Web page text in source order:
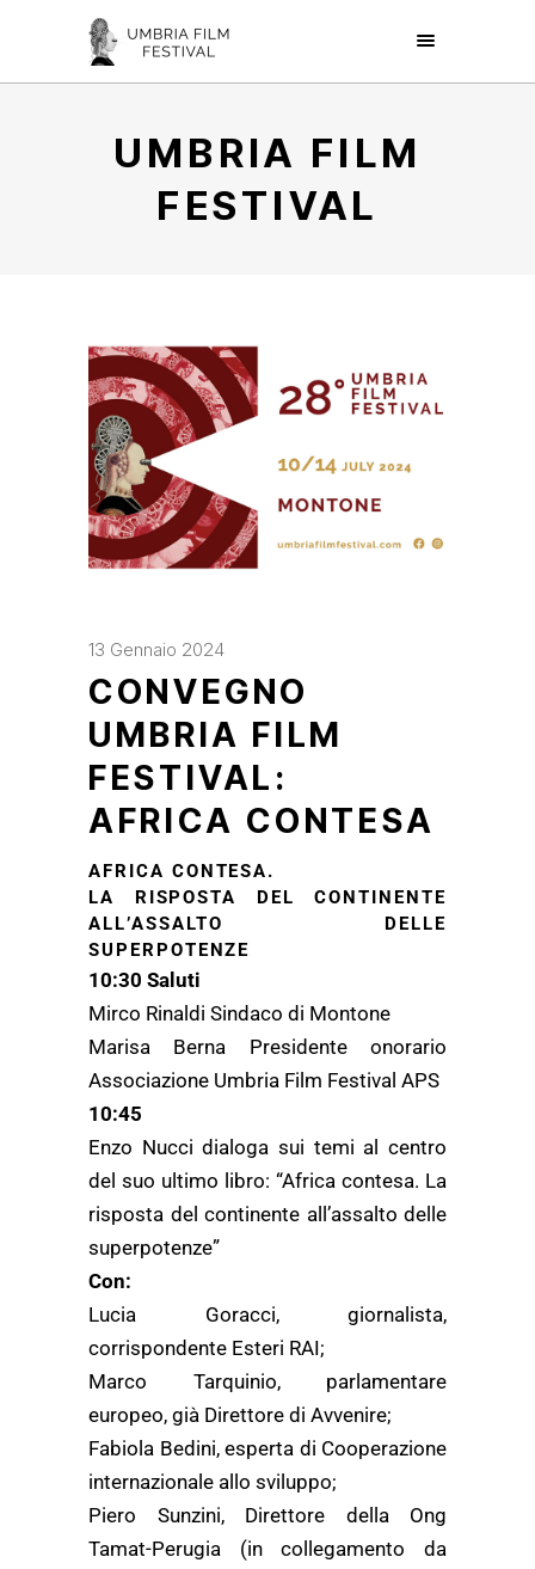
UMBRIA FILM
FESTIVAL
13 Gennaio 2024
CONVEGNO
UMBRIA FILM
FESTIVAL:
AFRICA CONTESA
AFRICA CONTESA.
LA RISPOSTA DEL CONTINENTE
ALL’ASSALTO DELLE
SUPERPOTENZE
10:30 Saluti
Mirco Rinaldi Sindaco di Montone
Marisa Berna Presidente onorario
Associazione Umbria Film Festival APS
10:45
Enzo Nucci dialoga sui temi al centro
del suo ultimo libro: “Africa contesa. La
risposta del continente all’assalto delle
superpotenze”
Con:
Lucia Goracci, giornalista,
corrispondente Esteri RAI;
Marco Tarquinio, parlamentare
europeo, già Direttore di Avvenire;
Fabiola Bedini, esperta di Cooperazione
internazionale allo sviluppo;
Piero Sunzini, Direttore della Ong
Tamat-Perugia (in collegamento da